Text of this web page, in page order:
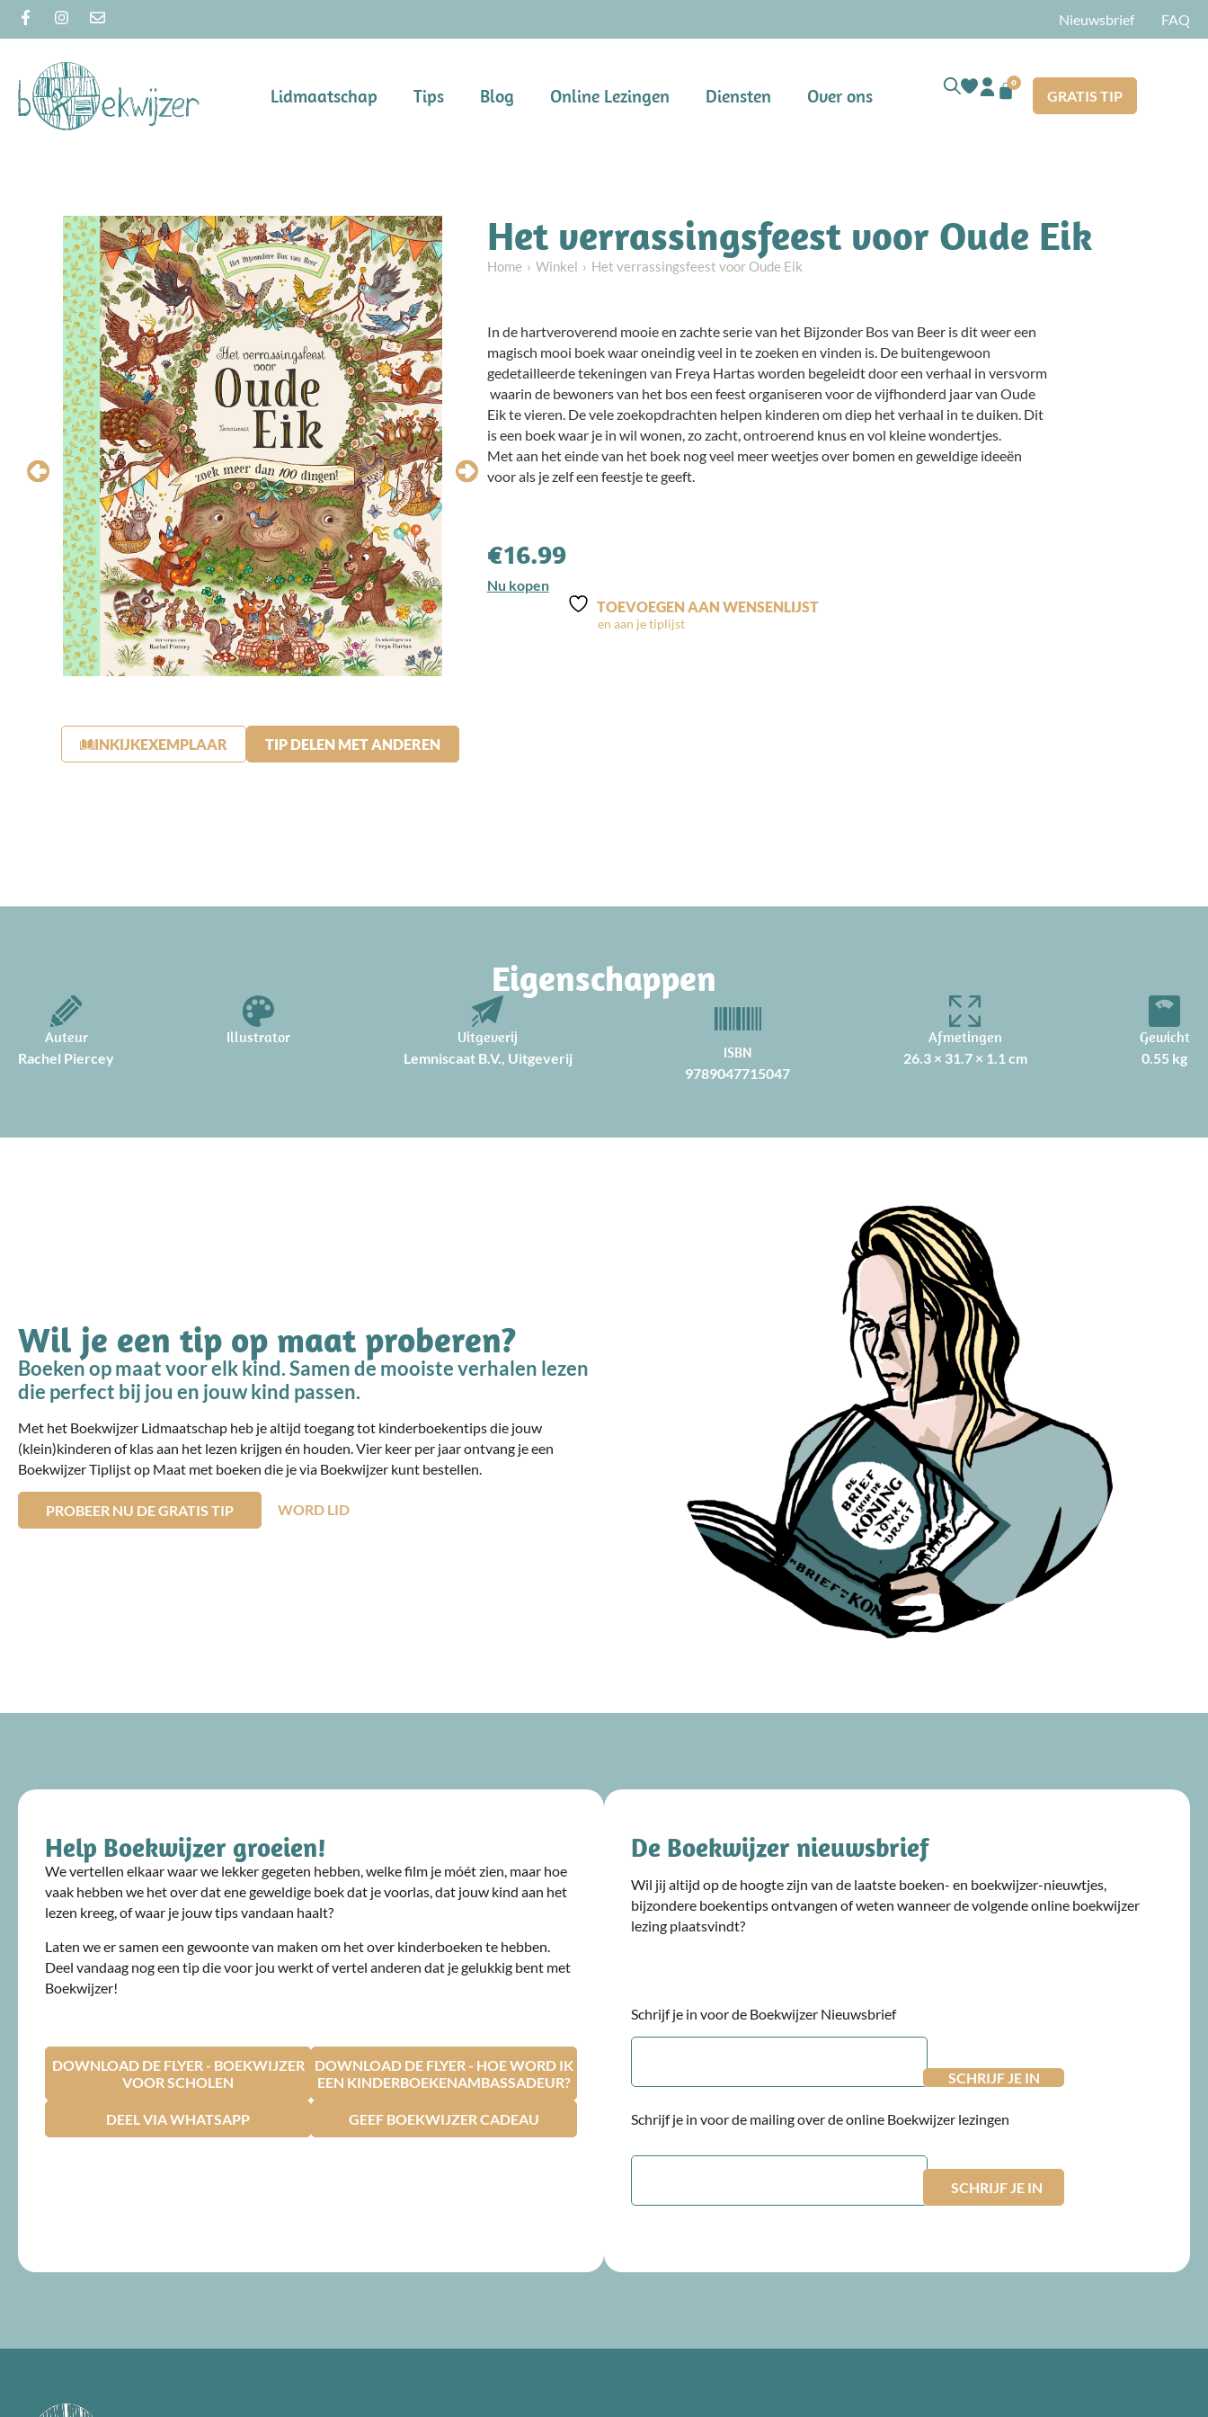
Nieuwsbrief FAQ
Lidmaatschap Tips Blog Online Lezingen Diensten Over ons
0
GRATIS TIP
INKIJKEXEMPLAAR TIP DELEN MET ANDEREN
Het verrassingsfeest voor Oude Eik
Home Winkel Het verrassingsfeest voor Oude Eik
In de hartveroverend mooie en zachte serie van het Bijzonder Bos van Beer is dit weer een
magisch mooi boek waar oneindig veel in te zoeken en vinden is. De buitengewoon
gedetailleerde tekeningen van Freya Hartas worden begeleidt door een verhaal in versvorm
waarin de bewoners van het bos een feest organiseren voor de vijfhonderd jaar van Oude
Eik te vieren. De vele zoekopdrachten helpen kinderen om diep het verhaal in te duiken. Dit
is een boek waar je in wil wonen, zo zacht, ontroerend knus en vol kleine wondertjes.
Met aan het einde van het boek nog veel meer weetjes over bomen en geweldige ideeën
voor als je zelf een feestje te geeft.
€16.99
Nu kopen
TOEVOEGEN AAN WENSENLIJST
Eigenschappen
Auteur
Rachel Piercey
Illustrator Uitgeverij
Lemniscaat B.V., Uitgeverij ISBN
9789047715047
Afmetingen
26.3 × 31.7 × 1.1 cm
Gewicht
0.55 kg
Wil je een tip op maat proberen?
Boeken op maat voor elk kind. Samen de mooiste verhalen lezen
die perfect bij jou en jouw kind passen.
Met het Boekwijzer Lidmaatschap heb je altijd toegang tot kinderboekentips die jouw
(klein)kinderen of klas aan het lezen krijgen én houden. Vier keer per jaar ontvang je een
Boekwijzer Tiplijst op Maat met boeken die je via Boekwijzer kunt bestellen.
PROBEER NU DE GRATIS TIP WORD LID
Help Boekwijzer groeien!
We vertellen elkaar waar we lekker gegeten hebben, welke film je móét zien, maar hoe
vaak hebben we het over dat ene geweldige boek dat je voorlas, dat jouw kind aan het
lezen kreeg, of waar je jouw tips vandaan haalt?
Laten we er samen een gewoonte van maken om het over kinderboeken te hebben.
Deel vandaag nog een tip die voor jou werkt of vertel anderen dat je gelukkig bent met
Boekwijzer!
DOWNLOAD DE FLYER - BOEKWIJZER
VOOR SCHOLEN
DOWNLOAD DE FLYER - HOE WORD IK
EEN KINDERBOEKENAMBASSADEUR?
DEEL VIA WHATSAPP GEEF BOEKWIJZER CADEAU
De Boekwijzer nieuwsbrief
Wil jij altijd op de hoogte zijn van de laatste boeken- en boekwijzer-nieuwtjes,
bijzondere boekentips ontvangen of weten wanneer de volgende online boekwijzer
lezing plaatsvindt?
Schrijf je in voor de Boekwijzer Nieuwsbrief
E-
Schrijf je in voor de mailing over de online Boekwijzer lezingen
E-